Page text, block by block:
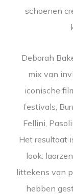
schoenen
Deborah
mix van
iconische
festivals,
Fellini,
Het resultaat
look:
littekens van
hebben